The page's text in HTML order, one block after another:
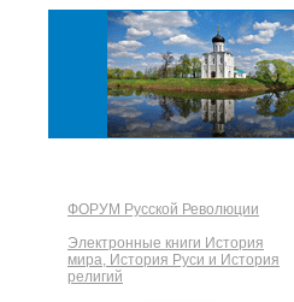
ФОРУМ Русской Революции
Электронные книги История
мира, История Руси и История
религий